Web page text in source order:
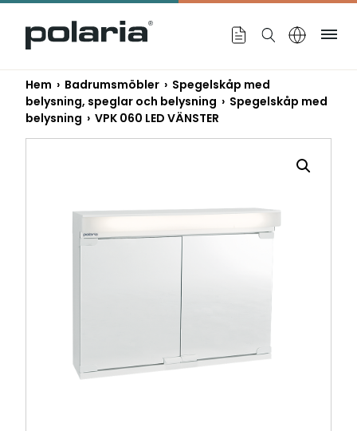
https://polaria.fi/name
Hem › Badrumsmöbler › Spegelskåp med
belysning, speglar och belysning › Spegelskåp med
belysning › VPK 060 LED VÄNSTER